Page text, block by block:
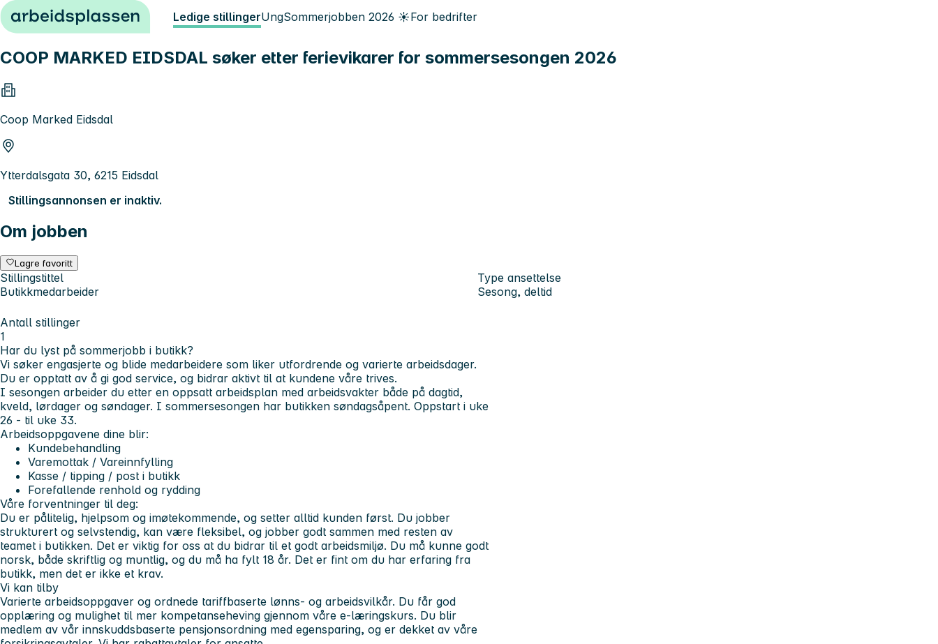
Hopp til innhold Ledige stillingerUngSommerjobben 2026 ☀️For bedrifter
COOP MARKED EIDSDAL søker etter ferievikarer for sommersesongen 2026
Coop Marked Eidsdal
Ytterdalsgata 30, 6215 Eidsdal
Stillingsannonsen er inaktiv.
Om jobben
Lagre favoritt
Stillingstittel
Butikkmedarbeider
Type ansettelse
Sesong, deltid
Antall stillinger
1
Har du lyst på sommerjobb i butikk?
Vi søker engasjerte og blide medarbeidere som liker utfordrende og varierte arbeidsdager.
Du er opptatt av å gi god service, og bidrar aktivt til at kundene våre trives.
I sesongen arbeider du etter en oppsatt arbeidsplan med arbeidsvakter både på dagtid,
kveld, lørdager og søndager. I sommersesongen har butikken søndagsåpent. Oppstart i uke
26 - til uke 33.
Arbeidsoppgavene dine blir:
Kundebehandling
Varemottak / Vareinnfylling
Kasse / tipping / post i butikk
Forefallende renhold og rydding
Våre forventninger til deg:
Du er pålitelig, hjelpsom og imøtekommende, og setter alltid kunden først. Du jobber
strukturert og selvstendig, kan være fleksibel, og jobber godt sammen med resten av
teamet i butikken. Det er viktig for oss at du bidrar til et godt arbeidsmiljø. Du må kunne godt
norsk, både skriftlig og muntlig, og du må ha fylt 18 år. Det er fint om du har erfaring fra
butikk, men det er ikke et krav.
Vi kan tilby
Varierte arbeidsoppgaver og ordnede tariffbaserte lønns- og arbeidsvilkår. Du får god
opplæring og mulighet til mer kompetanseheving gjennom våre e-læringskurs. Du blir
medlem av vår innskuddsbaserte pensjonsordning med egensparing, og er dekket av våre